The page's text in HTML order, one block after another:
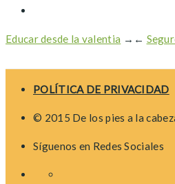
Educar desde la valentia → ←
POLÍTICA DE PRIVACIDAD
© 2015 De los pies a la
Síguenos en Redes Sociales